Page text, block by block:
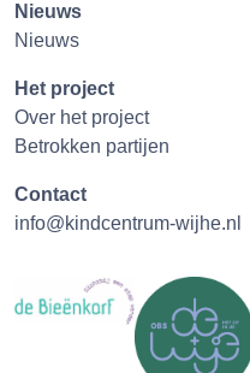
Nieuws
Nieuws
Het project
Over het project
Betrokken partijen
Contact
info@kindcentrum-wijhe.nl